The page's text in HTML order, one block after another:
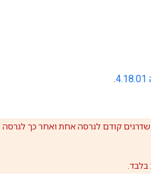
.
ואחר כך לגרסה 4.18.05, חשוב לבדוק היטב את ההתקנה של
בלבד.